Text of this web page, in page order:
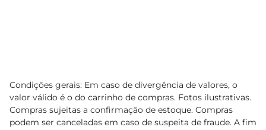
Condições gerais: Em caso de divergência de valores, o
valor válido é o do carrinho de compras. Fotos ilustrativas.
Compras sujeitas a confirmação de estoque. Compras
podem ser canceladas em caso de suspeita de fraude. A fim